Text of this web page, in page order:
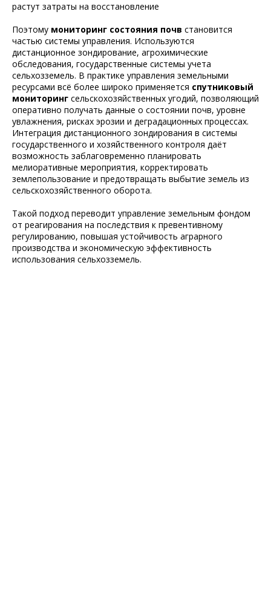
растут затраты на восстановление
Поэтому мониторинг состояния почв становится
частью системы управления. Используются
дистанционное зондирование, агрохимические
обследования, государственные системы учета
сельхозземель. В практике управления земельными
ресурсами всё более широко применяется спутниковый
мониторинг сельскохозяйственных угодий, позволяющий
оперативно получать данные о состоянии почв, уровне
увлажнения, рисках эрозии и деградационных процессах.
Интеграция дистанционного зондирования в системы
государственного и хозяйственного контроля даёт
возможность заблаговременно планировать
мелиоративные мероприятия, корректировать
землепользование и предотвращать выбытие земель из
сельскохозяйственного оборота.
Такой подход переводит управление земельным фондом
от реагирования на последствия к превентивному
регулированию, повышая устойчивость аграрного
производства и экономическую эффективность
использования сельхозземель.